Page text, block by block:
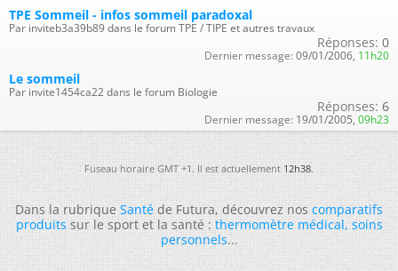
TPE Sommeil - infos sommeil paradoxal
Par inviteb3a39b89 dans le forum TPE / TIPE et autres travaux
Réponses: 0
Dernier message: 09/01/2006, 11h20
Le sommeil
Par invite1454ca22 dans le forum Biologie
Réponses: 6
Dernier message: 19/01/2005, 09h23
Fuseau horaire GMT +1. Il est actuellement12h38.
Dans la rubriqueSantéde Futura, découvrez noscomparatifs
produitssur le sport et la santé :thermomètre médical,soins
personnels...